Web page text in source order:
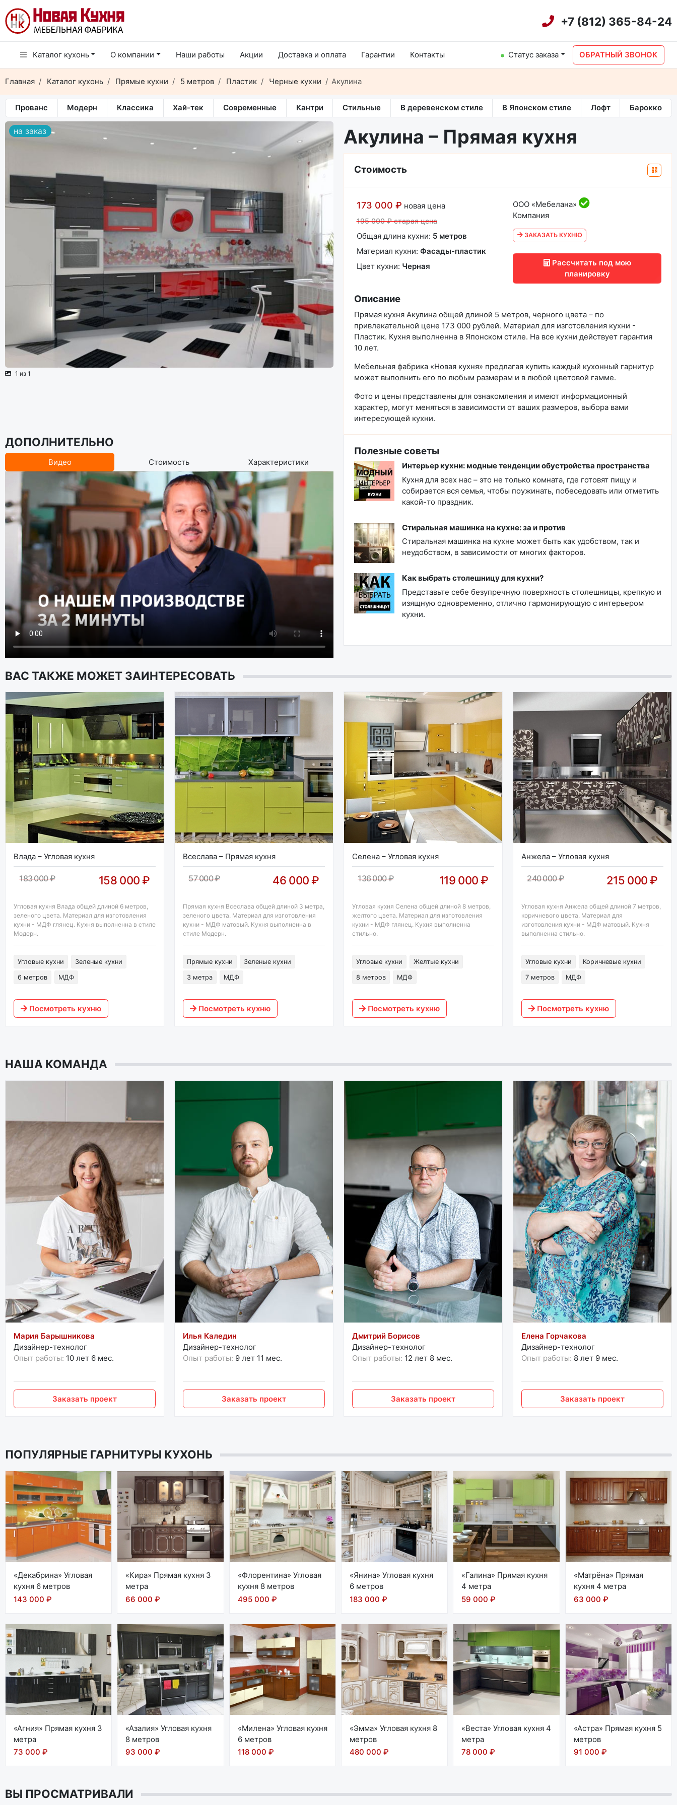
+7 (812) 365-84-24
Каталог кухонь О компании Наши работы Акции Доставка и оплата Гарантии Контакты Статус заказа ОБРАТНЫЙ ЗВОНОК
Главная Каталог кухонь Прямые кухни 5 метров Пластик Черные кухни Акулина
Прованс Модерн Классика Хай-тек Современные Кантри Стильные В деревенском стиле В Японском стиле Лофт Барокко
на заказ
1 из 1
Акулина – Прямая кухня
Стоимость
173 000 ₽ новая цена
195 000 ₽ старая цена
Общая длина кухни: 5 метров
Материал кухни: Фасады-пластик
Цвет кухни: Черная
ООО «Мебелана»
Компания
ЗАКАЗАТЬ КУХНЮ
Рассчитать под мою
планировку
Описание
Прямая кухня Акулина общей длиной 5 метров, черного цвета – по
привлекательной цене 173 000 рублей. Материал для изготовления кухни -
Пластик. Кухня выполненна в Японском стиле. На все кухни действует гарантия
10 лет.
Мебельная фабрика «Новая кухня» предлагая купить каждый кухонный гарнитур
может выполнить его по любым размерам и в любой цветовой гамме.
Фото и цены представлены для ознакомления и имеют информационный
характер, могут меняться в зависимости от ваших размеров, выбора вами
интересующей кухни.
ДОПОЛНИТЕЛЬНО
Видео Стоимость Характеристики
Полезные советы
Интерьер кухни: модные тенденции обустройства пространства
Кухня для всех нас – это не только комната, где готовят пищу и
собирается вся семья, чтобы поужинать, побеседовать или отметить
какой-то праздник.
Стиральная машинка на кухне: за и против
Стиральная машинка на кухне может быть как удобством, так и
неудобством, в зависимости от многих факторов.
Как выбрать столешницу для кухни?
Представьте себе безупречную поверхность столешницы, крепкую и
изящную одновременно, отлично гармонирующую с интерьером
кухни.
ВАС ТАКЖЕ МОЖЕТ ЗАИНТЕРЕСОВАТЬ
Влада – Угловая кухня
183 000 ₽ 158 000 ₽
Угловая кухня Влада общей длиной 6 метров,
зеленого цвета. Материал для изготовления
кухни - МДФ глянец. Кухня выполненна в стиле
Модерн.
Угловые кухни Зеленые кухни
6 метров МДФ
Посмотреть кухню
Всеслава – Прямая кухня
57 000 ₽ 46 000 ₽
Прямая кухня Всеслава общей длиной 3 метра,
зеленого цвета. Материал для изготовления
кухни - МДФ матовый. Кухня выполненна в
стиле Модерн.
Прямые кухни Зеленые кухни
3 метра МДФ
Посмотреть кухню
Селена – Угловая кухня
136 000 ₽ 119 000 ₽
Угловая кухня Селена общей длиной 8 метров,
желтого цвета. Материал для изготовления
кухни - МДФ глянец. Кухня выполненна
стильно.
Угловые кухни Желтые кухни
8 метров МДФ
Посмотреть кухню
Анжела – Угловая кухня
240 000 ₽ 215 000 ₽
Угловая кухня Анжела общей длиной 7 метров,
коричневого цвета. Материал для
изготовления кухни - МДФ матовый. Кухня
выполненна стильно.
Угловые кухни Коричневые кухни
7 метров МДФ
Посмотреть кухню
НАША КОМАНДА
Мария Барышникова
Дизайнер-технолог
Опыт работы: 10 лет 6 мес.
Заказать проект
Илья Каледин
Дизайнер-технолог
Опыт работы: 9 лет 11 мес.
Заказать проект
Дмитрий Борисов
Дизайнер-технолог
Опыт работы: 12 лет 8 мес.
Заказать проект
Елена Горчакова
Дизайнер-технолог
Опыт работы: 8 лет 9 мес.
Заказать проект
ПОПУЛЯРНЫЕ ГАРНИТУРЫ КУХОНЬ
«Декабрина» Угловая
кухня 6 метров
143 000 ₽
«Кира» Прямая кухня 3
метра
66 000 ₽
«Флорентина» Угловая
кухня 8 метров
495 000 ₽
«Янина» Угловая кухня
6 метров
183 000 ₽
«Галина» Прямая кухня
4 метра
59 000 ₽
«Матрёна» Прямая
кухня 4 метра
63 000 ₽
«Агния» Прямая кухня 3
метра
73 000 ₽
«Азалия» Угловая кухня
8 метров
93 000 ₽
«Милена» Угловая кухня
6 метров
118 000 ₽
«Эмма» Угловая кухня 8
метров
480 000 ₽
«Веста» Угловая кухня 4
метра
78 000 ₽
«Астра» Прямая кухня 5
метров
91 000 ₽
ВЫ ПРОСМАТРИВАЛИ